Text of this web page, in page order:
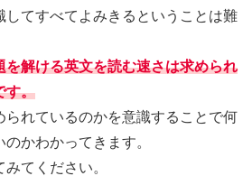
してすべてよみきるということは難
を解ける英文を読む速さは求められ
す。
られているのかを意識することで何
かわかってきます。
てください。